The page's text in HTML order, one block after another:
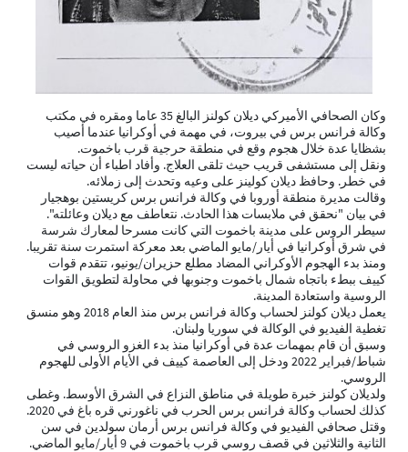
وكان الصحافي الأميركي ديلان كولنز البالغ 35 عاما ومقره في مكتب
وكالة فرانس برس في بيروت، في مهمة في أوكرانيا عندما أصيب
بشظايا عدة خلال هجوم وقع في منطقة حرجية قرب باخموت.
ونقل إلى مستشفى قريب حيث تلقى العلاج. وأفاد اطباء أن حياته ليست
في خطر. وحافظ ديلان كولينز على وعيه وتحدث إلى زملائه.
وقالت مديرة منطقة أوروبا في وكالة فرانس برس كريستين بوهجيار
في بيان "نحقق في ملابسات هذا الحادث. نتعاطف مع ديلان وعائلته".
سيطر الروس على مدينة باخموت التي كانت مسرحا لمعارك شرسة
في شرق أوكرانيا في أيار/مايو الماضي بعد معركة استمرت سنة تقريبا.
ومنذ بدء الهجوم الأوكراني المضاد مطلع حزيران/يونيو، تتقدم قوات
كييف ببطء باتجاه شمال باخموت وجنوبها في محاولة لتطويق القوات
الروسية واستعادة المدينة.
يعمل ديلان كولنز لحساب وكالة فرانس برس منذ العام 2018 وهو منسق
تغطية الفيديو في الوكالة في سوريا ولبنان.
وسبق أن قام بمهمات عدة في أوكرانيا منذ بدء الغزو الروسي في
شباط/فبراير 2022 ودخل إلى العاصمة كييف في الأيام الأولى للهجوم
الروسي.
ولديلان كولنز خبرة طويلة في مناطق النزاع في الشرق الأوسط. وغطى
كذلك لحساب وكالة فرانس برس الحرب في ناغورني قره باغ في 2020.
وقتل صحافي الفيديو في وكالة فرانس برس أرمان سولدين في سن
الثانية والثلاثين في قصف روسي قرب باخموت في 9 أيار/مايو الماضي.